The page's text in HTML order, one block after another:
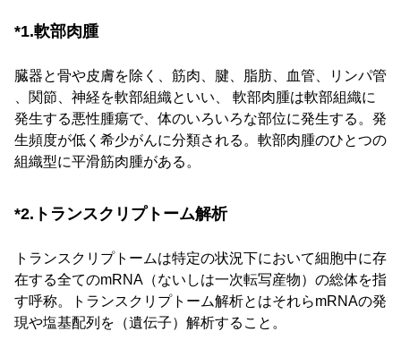
*1.軟部肉腫
臓器と骨や皮膚を除く、筋肉、腱、脂肪、血管、リンパ管
、関節、神経を軟部組織といい、 軟部肉腫は軟部組織に
発生する悪性腫瘍で、体のいろいろな部位に発生する。発
生頻度が低く希少がんに分類される。軟部肉腫のひとつの
組織型に平滑筋肉腫がある。
*2.トランスクリプトーム解析
トランスクリプトームは特定の状況下において細胞中に存
在する全てのmRNA（ないしは一次転写産物）の総体を指
す呼称。トランスクリプトーム解析とはそれらmRNAの発
現や塩基配列を（遺伝子）解析すること。